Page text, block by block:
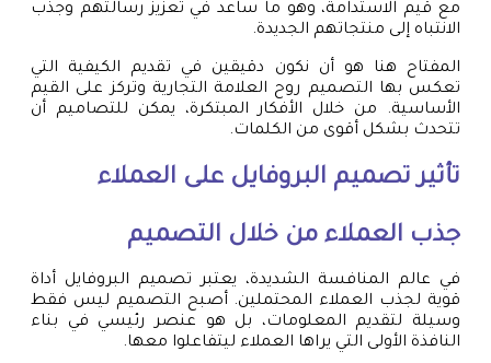
مع قيم الاستدامة، وهو ما ساعد في تعزيز رسالتهم وجذب
الانتباه إلى منتجاتهم الجديدة.
المفتاح هنا هو أن نكون دقيقين في تقديم الكيفية التي
تعكس بها التصميم روح العلامة التجارية وتركز على القيم
الأساسية. من خلال الأفكار المبتكرة، يمكن للتصاميم أن
تتحدث بشكل أقوى من الكلمات.
تأثير تصميم البروفايل على العملاء
جذب العملاء من خلال التصميم
في عالم المنافسة الشديدة، يعتبر تصميم البروفايل أداة
قوية لجذب العملاء المحتملين. أصبح التصميم ليس فقط
وسيلة لتقديم المعلومات، بل هو عنصر رئيسي في بناء
النافذة الأولى التي يراها العملاء ليتفاعلوا معها.